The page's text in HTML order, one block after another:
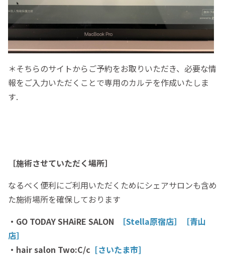
＊そちらのサイトからご予約をお取りいただき、必要な情
報をご入力いただくことで専用のカルテを作成いたしま
す.
［施術させていただく場所］
なるべく便利にご利用いただくためにシェアサロンも含め
た施術場所を確保しております
・GO TODAY SHAiRE SALON
［Stella原宿店］
［青山
店］
・hair salon Two:C/c [さいたま市]